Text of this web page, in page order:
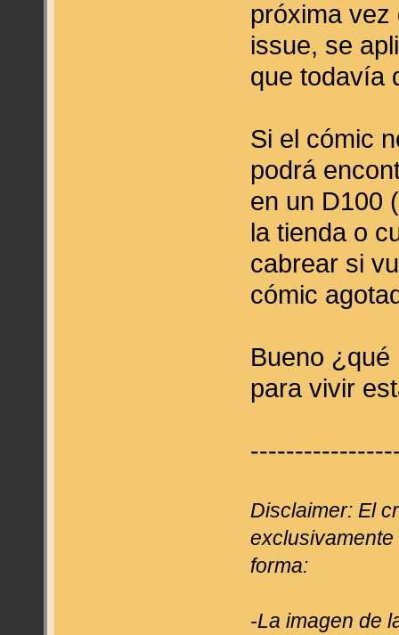
próxima vez
issue, se
que todavía
Si el cómic
podrá
en un D100
la tienda o
cabrear si
cómic
Bueno
para vivir
Disclaimer: El
forma:
-La imagen de